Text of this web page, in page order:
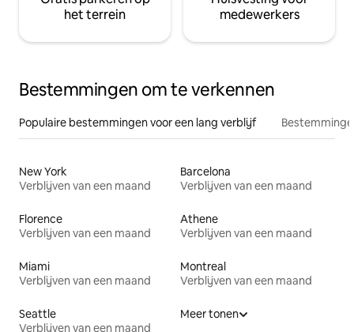
het terrein
medewerkers
Bestemmingen om te verkennen
Populaire bestemmingen voor een lang verblijf
New York
Verblijven van een maand
Barcelona
Verblijven van een maand
Florence
Verblijven van een maand
Athene
Verblijven van een maand
Miami
Verblijven van een maand
Montreal
Verblijven van een maand
Seattle
Verblijven van een maand
Meer tonen